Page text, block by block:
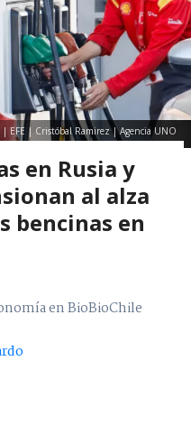
EFE | Cristóbal Ramirez | Agencia UNO
en Rusia y
al alza
bencinas en
en BioBioChile